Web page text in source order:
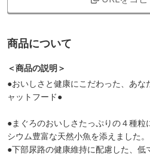
商品について
＜商品の説明＞
●おいしさと健康にこだわった、あ
ャットフード●
●まぐろのおいしさたっぷりの４種
シウム豊富な天然小魚を添えました。
●下部尿路の健康維持に配慮した、